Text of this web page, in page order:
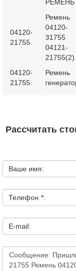
РЕМЕНЬ
04120-
21755
Ремень
04120-
31755
04121-
21755(2)
04120-
21755
Ремень
Рассчитать
Ваше имя:
Телефон *:
E-mail: